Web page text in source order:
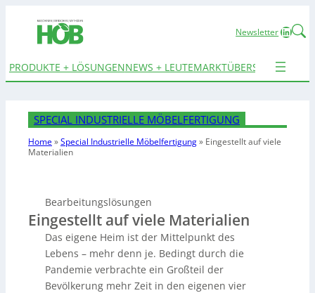
Newsletter
PRODUKTE + LÖSUNGENNEWS + LEUTEMARKTÜBERSICHTEN
SPECIAL INDUSTRIELLE MÖBELFERTIGUNG
Home»Special Industrielle Möbelfertigung» Eingestellt auf viele
Materialien
Bearbeitungslösungen
Eingestellt auf viele Materialien
Das eigene Heim ist der Mittelpunkt des
Lebens – mehr denn je. Bedingt durch die
Pandemie verbrachte ein Großteil der
Bevölkerung mehr Zeit in den eigenen vier